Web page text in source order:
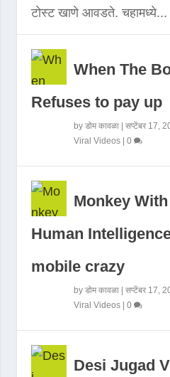
टोस्ट खाणे आवडते. चहामध्ये...
When The
Refuses to pay up
by डोम कावळा| सप्टेंबर 17,
Viral Videos| 0
Monkey With
Human
mobile crazy
by डोम कावळा| सप्टेंबर 17,
Viral Videos| 0
Desi Jugad